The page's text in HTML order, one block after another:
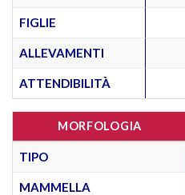
FIGLIE
ALLEVAMENTI
ATTENDIBILITÀ
MORFOLOGIA
TIPO
MAMMELLA